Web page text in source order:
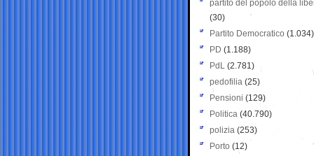
partito del popolo della
(30)
Partito Democratico (1.034)
PD (1.188)
PdL (2.781)
pedofilia (25)
Pensioni (129)
Politica (40.790)
polizia (253)
Porto (12)